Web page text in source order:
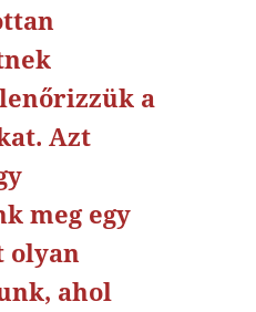
a
Azt
meg egy
olyan
ahol